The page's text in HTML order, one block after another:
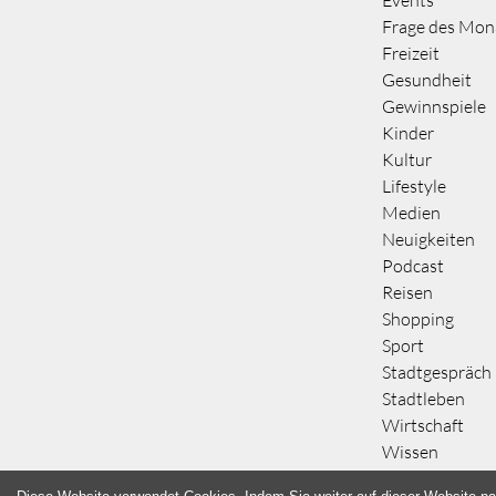
Frage des
Freizeit
Gesundheit
Gewinnspiele
Kinder
Kultur
Lifestyle
Medien
Neuigkeiten
Podcast
Reisen
Shopping
Sport
Stadtgespräch
Stadtleben
Wirtschaft
Wissen